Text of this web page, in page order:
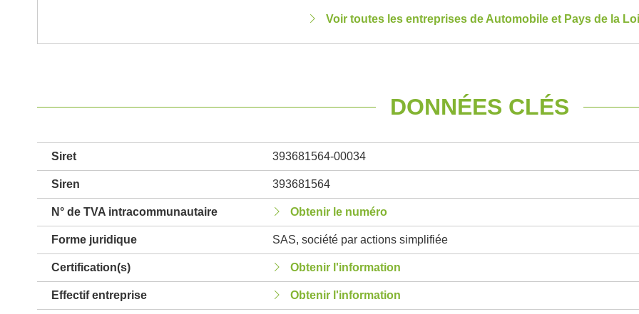
Voir toutes les entreprises de Automobile et Pays de la
DONNÉES CLÉS
Siret 393681564-00034
Siren 393681564
N° de TVA intracommunautaire Obtenir le numéro
Forme juridique SAS, société par actions simplifiée
Certification(s) Obtenir l'information
Effectif entreprise Obtenir l'information